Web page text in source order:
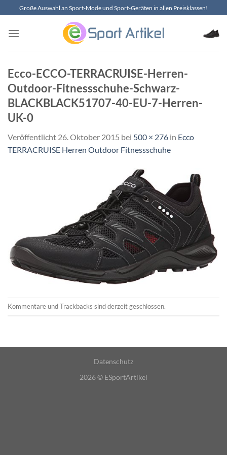
Inhalt
springen
Große Auswahl an Sport-Mode und Sport-Geräten in allen Preisklassen!
Ecco-ECCO-TERRACRUISE-Herren-
Outdoor-Fitnessschuhe-Schwarz-
BLACKBLACK51707-40-EU-7-Herren-
UK-0
Veröffentlicht 26. Oktober 2015 bei 500 × 276 in Ecco
TERRACRUISE Herren Outdoor Fitnessschuhe
Kommentare und Trackbacks sind derzeit geschlossen.
Datenschutz
2026 © ESportArtikel